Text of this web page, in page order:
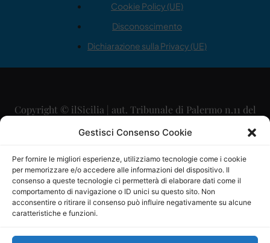
Gestisci Consenso Cookie
Per fornire le migliori esperienze, utilizziamo tecnologie come i cookie
per memorizzare e/o accedere alle informazioni del dispositivo. Il
consenso a queste tecnologie ci permetterà di elaborare dati come il
comportamento di navigazione o ID unici su questo sito. Non
acconsentire o ritirare il consenso può influire negativamente su alcune
caratteristiche e funzioni.
Cookie Policy (UE)
Disconoscimento
Dichiarazione sulla Privacy (UE)
Copyright © ilSicilia | aut. Tribunale di Palermo n.11 del
29/09/2015
Direttore Editoriale: Maurizio Scaglione
Direttore Responsabile: Maria Calabrese